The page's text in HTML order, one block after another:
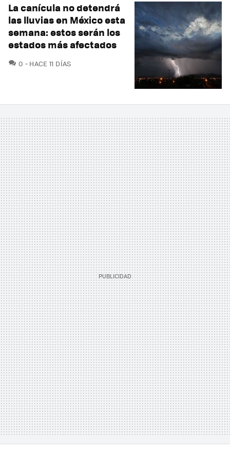
La canícula no detendrá
las lluvias en México esta
semana: estos serán los
estados más afectados
0 COMENTARIOS
HACE 11 DÍAS